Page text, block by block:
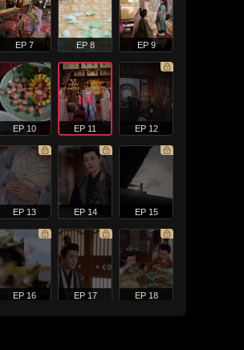
EP 7 EP 8 EP 9
EP 10 EP 11 EP 12
EP 13 EP 14 EP 15
EP 16 EP 17 EP 18